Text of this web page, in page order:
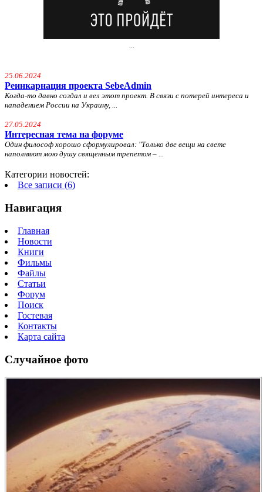
...
25.06.2024
Реинкарнация проекта SebeAdmin
Когда-то давно создал и вел этот проект. В связи с потерей интереса и
нападением России на Украину, ...
27.05.2024
Интересная тема на форуме
Один философ хорошо сформулировал: "Только две вещи на свете
наполняют мою душу священным трепетом – ...
Категории новостей:
Все записи (6)
Навигация
Главная
Новости
Книги
Фильмы
Файлы
Статьи
Форум
Поиск
Гостевая
Контакты
Карта сайта
Случайное фото